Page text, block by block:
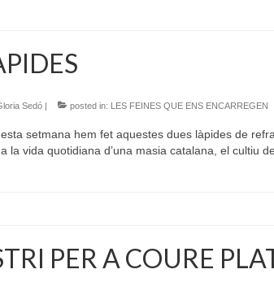
Sedó | posted in: LES FEINES QUE ENS ENCARREGEN
setmana hem fet aquestes dues làpides de
la vida quotidiana d’una masia catalana, el cultiu
PER A COURE